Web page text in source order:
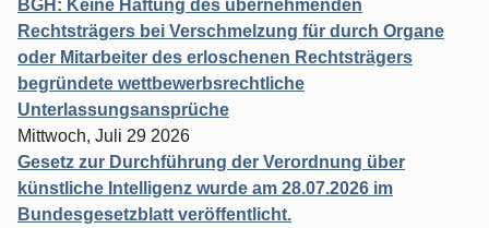
BGH: Keine Haftung des übernehmenden
Rechtsträgers bei Verschmelzung für durch Organe
oder Mitarbeiter des erloschenen Rechtsträgers
begründete wettbewerbsrechtliche
Unterlassungsansprüche
Mittwoch, Juli 29 2026
Gesetz zur Durchführung der Verordnung über
künstliche Intelligenz wurde am 28.07.2026 im
Bundesgesetzblatt veröffentlicht.